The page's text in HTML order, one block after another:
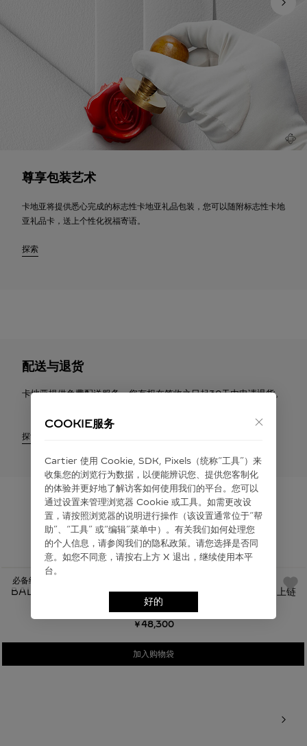
尊享包装艺术
卡地亚将提供悉心完成的标志性卡地亚礼品包装，您可以随附标志性卡地
亚礼品卡，送上个性化祝福寄语。
探索
配送与退货
卡地亚提供免费配送服务。您有权在签收之日起30天内申请退货。
探索
为您推荐
BALLON BLEU DE CARTIER卡地亚蓝气球腕表 精钢 自动上链
￥48,300
加入购物袋
必备经典
COOKIE服务
Cartier 使⽤ Cookie, SDK, Pixels（统称“⼯具”）来
收集您的浏览⾏为数据，以便能辨识您、提供您客制化
的体验并更好地了解访客如何使⽤我们的平台。您可以
通过设置来管理浏览器 Cookie 或⼯具。如需更改设
置，请按照浏览器的说明进⾏操作（该设置通常位于“帮
助”、“⼯具” 或“编辑”菜单中）。有关我们如何处理您
的个⼈信息，请参阅我们的隐私政策。请您选择是否同
意。如您不同意，请按右上⽅ X 退出，继续使⽤本平
台。
好的